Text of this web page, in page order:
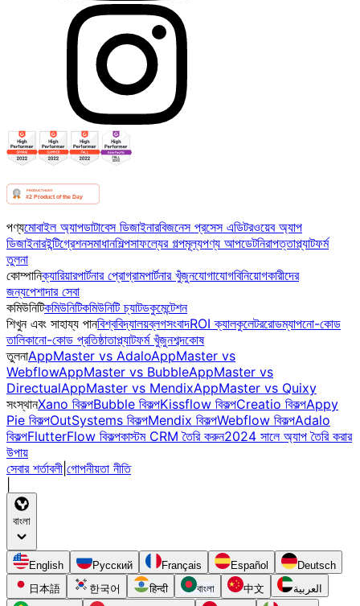
পণ্যমোবাইল অ্যাপডাটাবেস ডিজাইনারবিজনেস প্রসেস এডিটরওয়েব অ্যাপ
ডিজাইনারইন্টিগ্রেশনসমাধানশিল্পসাফল্যের গল্পমূল্যপণ্য আপডেটনিরাপত্তাপ্ল্যাটফর্ম
তুলনা
কোম্পানিক্যারিয়ারপার্টনার প্রোগ্রামপার্টনার খুঁজুনযোগাযোগবিনিয়োগকারীদের
জন্যপেশাদার সেবা
কমিউনিটিকমিউনিটিকমিউনিটি চ্যাটডকুমেন্টেশন
শিখুন এবং সাহায্য পানবিশ্ববিদ্যালয়ব্লগসংবাদROI ক্যালকুলেটররোডম্যাপনো-কোড
তালিকানো-কোড প্রতিষ্ঠাতাপ্ল্যাটফর্ম খুঁজুনশব্দকোষ
তুলনাAppMaster vs AdaloAppMaster vs
WebflowAppMaster vs BubbleAppMaster vs
DirectualAppMaster vs MendixAppMaster vs Quixy
সংস্থানXano বিকল্পBubble বিকল্পKissflow বিকল্পCreatio বিকল্পAppy
Pie বিকল্পOutSystems বিকল্পMendix বিকল্পWebflow বিকল্পAdalo
বিকল্পFlutterFlow বিকল্পকাস্টম CRM তৈরি করুন2024 সালে অ্যাপ তৈরি করার
উপায়
সেবার শর্তাবলী গোপনীয়তা নীতি
বাংলা
English Русский Français Español
Deutsch
日本語
한국어 हिन्दी বাংলা 中文 العربية